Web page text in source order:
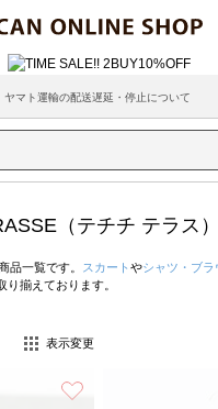
マト運輸の配送遅延・停止について
（テチチ テラス
品一覧です。 スカート やシャツ・ブラ
り揃えております。
表示変更